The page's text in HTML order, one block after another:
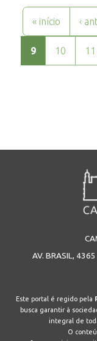
Páginas
« início ‹
9 10 11
AV. BRASIL, 4365
Este portal é regido pela
busca garantir à
integral de
O